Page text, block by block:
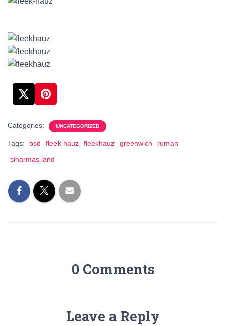
Categories: UNCATEGORIZED
Tags: bsd fleek hauz fleekhauz greenwich
rumah
sinarmas land
0 Comments
Leave a Reply